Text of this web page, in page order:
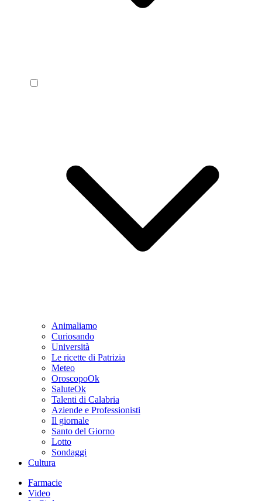
Animaliamo
Curiosando
Università
Le ricette di Patrizia
Meteo
OroscopoOk
SaluteOk
Talenti di Calabria
Aziende e Professionisti
Il giornale
Santo del Giorno
Lotto
Sondaggi
Cultura
Farmacie
Video